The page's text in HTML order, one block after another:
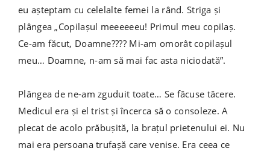
eu așteptam cu celelalte femei la rând. Striga și
plângea „Copilașul meeeeeeu! Primul meu copilaș.
Ce-am făcut, Doamne???? Mi-am omorât copilașul
meu… Doamne, n-am să mai fac asta niciodată”.
Plângea de ne-am zguduit toate… Se făcuse tăcere.
Medicul era și el trist și încerca să o consoleze. A
plecat de acolo prăbușită, la brațul prietenului ei. Nu
mai era persoana trufașă care venise. Era ceea ce